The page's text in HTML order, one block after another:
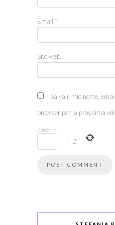
Email *
Sito web
Salva il mio nome,
browser per la prossima
nove −
= 2